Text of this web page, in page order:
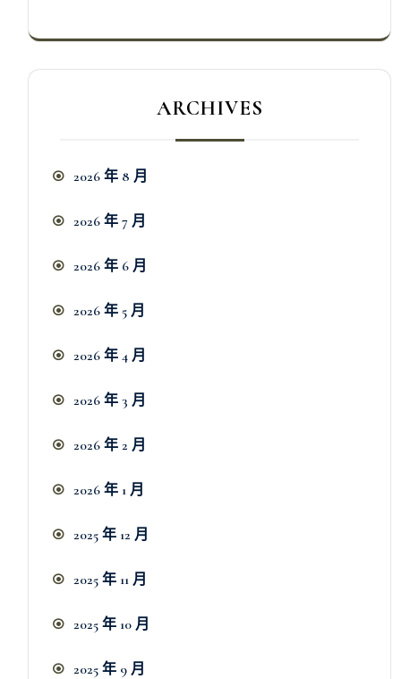
ARCHIVES
2026 年 8 月
2026 年 7 月
2026 年 6 月
2026 年 5 月
2026 年 4 月
2026 年 3 月
2026 年 2 月
2026 年 1 月
2025 年 12 月
2025 年 11 月
2025 年 10 月
2025 年 9 月